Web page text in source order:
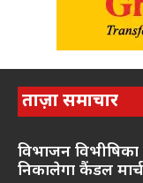
ताज़ा समाचार
विभाजन
निकालेगा कैंडल मार्च